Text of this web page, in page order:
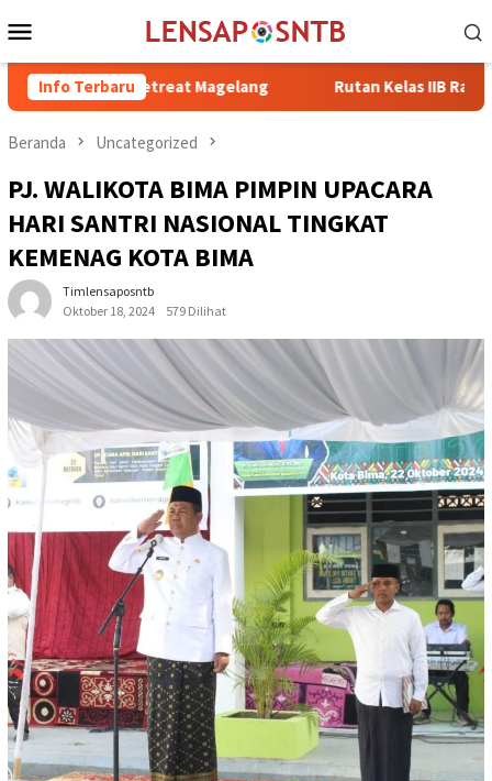
ke
Mobile
Info Terbaru
Magelang Rutan Kelas IIB Raba Bima Sambut
Beranda Uncategorized
PJ. WALIKOTA BIMA PIMPIN UPACARA
HARI SANTRI NASIONAL TINGKAT
KEMENAG KOTA BIMA
Timlensaposntb
Oktober 18, 2024
579 Dilihat